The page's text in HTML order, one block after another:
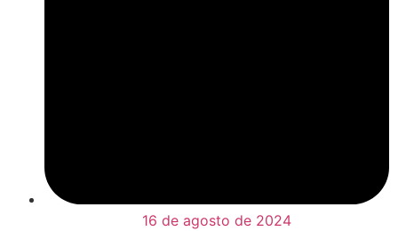
16 de agosto de 2024